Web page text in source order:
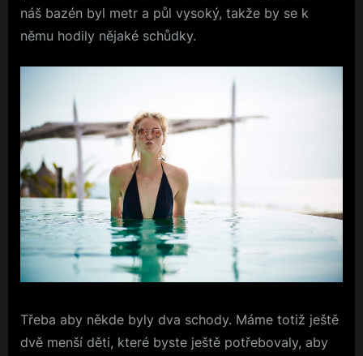
náš bazén byl metr a půl vysoký, takže by se k
němu hodily nějaké schůdky.
Třeba aby někde byly dva schody. Máme totiž ještě
dvě menší děti, které byste ještě potřebovaly, aby